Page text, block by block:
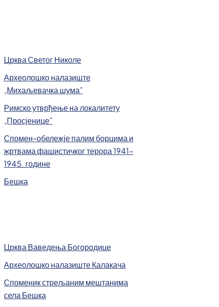
Црква Светог Николе
Археолошко налазиште
„Михаљевачка шума”
Римско утврђење на локалитету
„Просјенице”
Спомен-обележје палим борцима и
жртвама фашистичког терора 1941-
1945. године
Бешка
Црква Ваведења Богородице
Археолошко налазиште Калакача
Споменик стрељаним мештанима
села Бешка